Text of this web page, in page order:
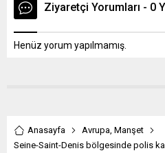
Ziyaretçi Yorumları - 0
Henüz yorum yapılmamış.
Anasayfa Avrupa, Manşet
Seine-Saint-Denis bölgesinde polis